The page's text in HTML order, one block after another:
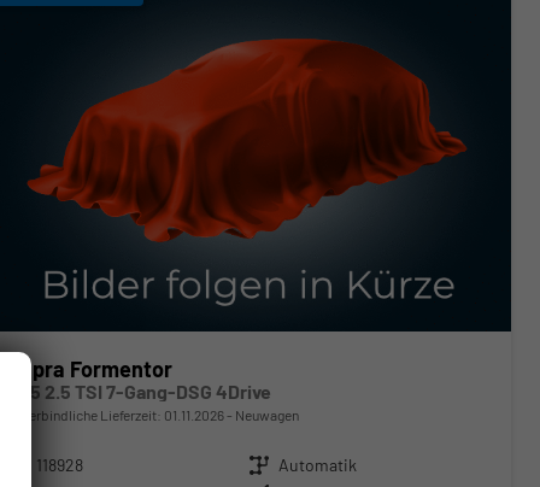
Cupra Formentor
VZ5 2.5 TSI 7-Gang-DSG 4Drive
unverbindliche Lieferzeit: 01.11.2026 Neuwagen
118928 Getriebe Automatik